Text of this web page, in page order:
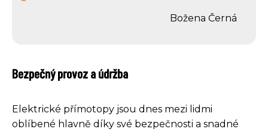
Božena Černá
Bezpečný provoz a údržba
Elektrické přímotopy jsou dnes mezi lidmi
oblíbené hlavně díky své bezpečnosti a snadné